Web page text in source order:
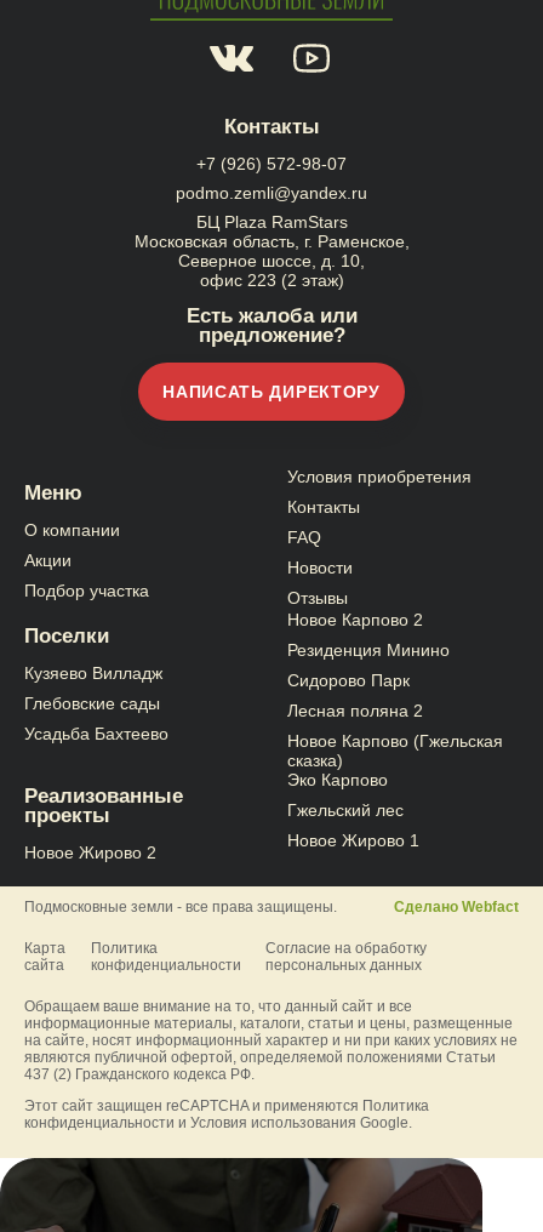
Меню
О компании
Акции
Подбор участка
Условия приобретения
Контакты
FAQ
Новости
Отзывы
Поселки
Кузяево Вилладж
Глебовские сады
Усадьба Бахтеево
Новое Карпово 2
Резиденция Минино
Сидорово Парк
Лесная поляна 2
Новое Карпово (Гжельская
сказка)
Реализованные
проекты
Новое Жирово 2
Эко Карпово
Гжельский лес
Новое Жирово 1
Контакты
+7 (926) 572-98-07
podmo.zemli@yandex.ru
БЦ Plaza RamStars
Московская область, г. Раменское,
Северное шоссе, д. 10,
офис 223 (2 этаж)
Есть жалоба или
предложение?
НАПИСАТЬ ДИРЕКТОРУ
Подмосковные земли - все права защищены. Сделано Webfact
Карта
сайта
Политика
конфиденциальности
Согласие на обработку
персональных данных
Обращаем ваше внимание на то, что данный сайт и все
информационные материалы, каталоги, статьи и цены, размещенные
на сайте, носят информационный характер и ни при каких условиях не
являются публичной офертой, определяемой положениями Статьи
437 (2) Гражданского кодекса РФ.
Этот сайт защищен reCAPTCHA и применяются Политика
конфиденциальности и Условия использования Google.